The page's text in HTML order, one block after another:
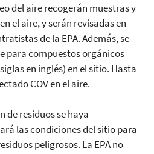
del aire recogerán muestras y
el aire, y serán revisadas en
de la EPA. Además, se
para compuestos orgánicos
en inglés) en el sitio. Hasta
COV en el aire.
de residuos se haya
las condiciones del sitio para
peligrosos. La EPA no